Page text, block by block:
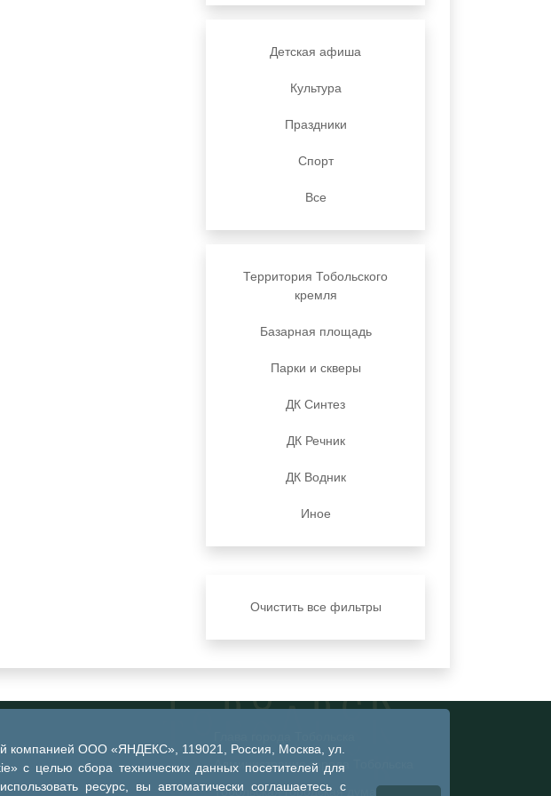
компанией ООО «ЯНДЕКС», 119021, Россия, Москва, ул.
с целью сбора технических данных посетителей для
ресурс, вы автоматически соглашаетесь с
Детская афиша
Культура
Праздники
Спорт
Все
Территория Тобольского
кремля
Базарная площадь
Парки и скверы
ДК Синтез
ДК Речник
ДК Водник
Иное
Очистить все фильтры
Администрация города Тобольска
Тобольская городская дума